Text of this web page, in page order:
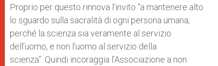
Proprio per questo rinnova l’invito “a mantenere alto
lo sguardo sulla sacralità di ogni persona umana,
perché la scienza sia veramente al servizio
dell’uomo, e non l’uomo al servizio della
scienza”. Quindi incoraggia l’Associazione a non